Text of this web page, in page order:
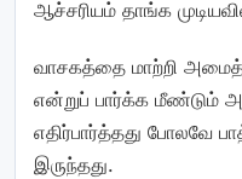
ஆச்சரியம் தாங்க
வாசகத்தை மாற்றி
என்றுப் பார்க்க மீண்டும்
எதிர்பார்த்தது போலவே
இருந்தது.